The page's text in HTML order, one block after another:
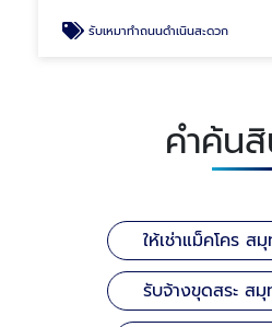
รับเหมาทำถนนดำเนินสะดวก
คำค้น
ให้เช่าแม็คโคร ส
รับจ้างขุดสระ ส